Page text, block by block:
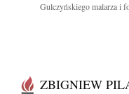
Gulczyńskiego malarza i
ZBIGNIEW